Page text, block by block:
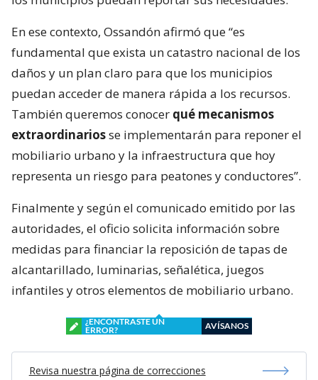
En ese contexto, Ossandón afirmó que “es
fundamental que exista un catastro nacional de los
daños y un plan claro para que los municipios
puedan acceder de manera rápida a los recursos.
También queremos conocer qué mecanismos
extraordinariosse implementarán para reponer el
mobiliario urbano y la infraestructura que hoy
representa un riesgo para peatones y conductores”.
Finalmente y según el comunicado emitido por las
autoridades, el oficio solicita información sobre
medidas para financiar la reposición de tapas de
alcantarillado, luminarias, señalética, juegos
infantiles y otros elementos de mobiliario urbano.
¿ENCONTRASTE UN
ERROR?
AVÍSANOS
Revisa nuestra página de correcciones